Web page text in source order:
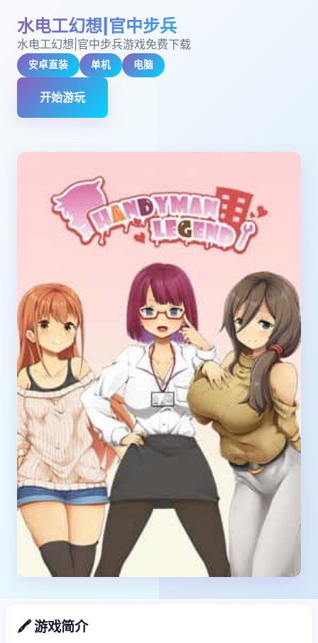
水电工幻想|官中步兵
水电工幻想|官中步兵游戏免费下载
安卓直装 单机 电脑
开始游玩
🖍️ 游戏简介